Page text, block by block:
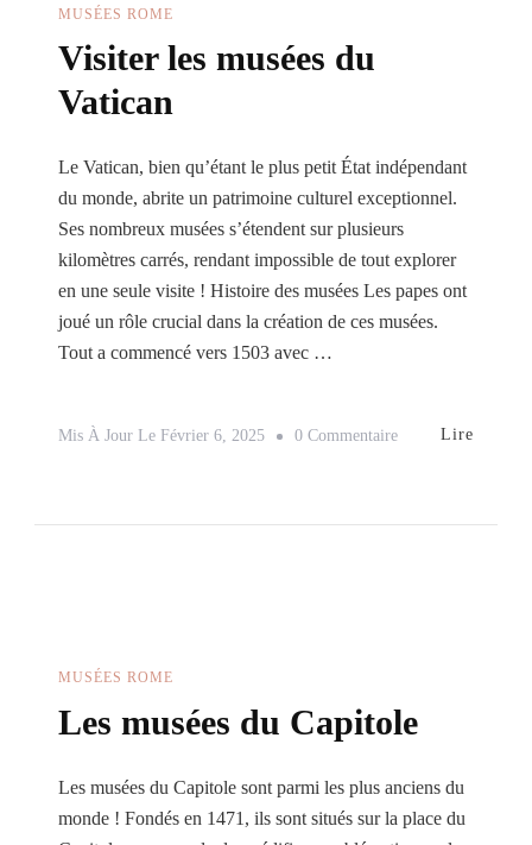
MUSÉES ROME
Visiter les musées du
Vatican
Le Vatican, bien qu’étant le plus petit État indépendant
du monde, abrite un patrimoine culturel exceptionnel.
Ses nombreux musées s’étendent sur plusieurs
kilomètres carrés, rendant impossible de tout explorer
en une seule visite ! Histoire des musées Les papes ont
joué un rôle crucial dans la création de ces musées.
Tout a commencé vers 1503 avec …
Mis À Jour Le Février 6, 2025 0 CommentaireSur
Lire
MUSÉES ROME
Les musées du Capitole
Les musées du Capitole sont parmi les plus anciens du
monde ! Fondés en 1471, ils sont situés sur la place du